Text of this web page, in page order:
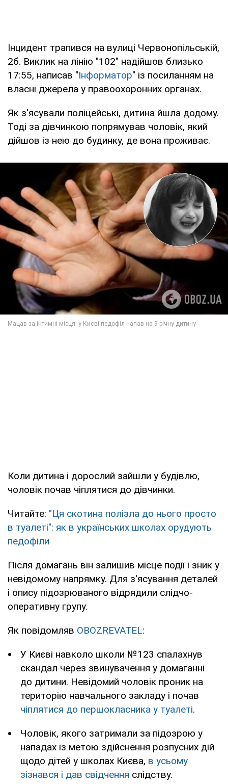
Інцидент трапився на вулиці Червонопільській,
2б. Виклик на лінію "102" надійшов близько
17:55, написав "Інформатор" із посиланням на
власні джерела у правоохоронних органах.
Як з'ясували поліцейські, дитина йшла додому.
Тоді за дівчинкою попрямував чоловік, який
дійшов із нею до будинку, де вона проживає.
Коли дитина і дорослий зайшли у будівлю,
чоловік почав чіплятися до дівчинки.
Читайте: "Ця скотина полізла до нього просто
в туалеті": як в українських школах орудують
педофіли
Після домагань він залишив місце події і зник у
невідомому напрямку. Для з'ясування деталей
і опису підозрюваного відрядили слідчо-
оперативну групу.
Як повідомляв OBOZREVATEL:
У Києві навколо школи №123 спалахнув
скандал через звинувачення у домаганні
до дитини. Невідомий чоловік проник на
територію навчального закладу і почав
чіплятися до першокласника у туалеті.
Чоловік, якого затримали за підозрою у
нападах із метою здійснення розпусних дій
щодо дітей у школах Києва, в усьому
зізнався і дав свідчення слідству.